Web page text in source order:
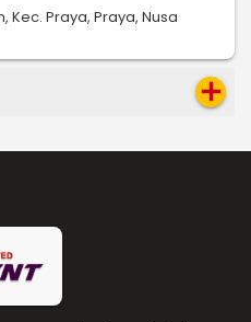
Kec. Praya, Praya, Nusa
add